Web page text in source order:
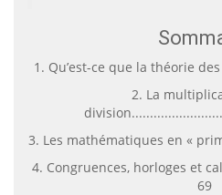
1. Qu’est-ce que la théorie
2. La
3. Les mathématiques en «
4. Congruences, horloges et
69